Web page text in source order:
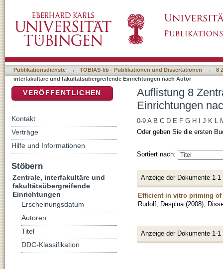
Despina"
Publikationsdienste → TOBIAS-lib - Publikationen und Dissertationen →
8
interfakultäre und fakultätsübergreifende Einrichtungen nach Autor
Auflistung 8
Einrichtungen
0-9 A B C D E F G H J K L
Oder geben Sie die ersten
Sortiert nach:
Anzeige der Dokumente 1-1
Efficient in vitro priming of
Rudolf, Despina (2008);
Anzeige der Dokumente 1-1
VERÖFFENTLICHEN
Kontakt
Verträge
Hilfe und Informationen
Stöbern
Zentrale, interfakultäre und
fakultätsübergreifende
Einrichtungen
Erscheinungsdatum
Autoren
Titel
DDC-Klassifikation